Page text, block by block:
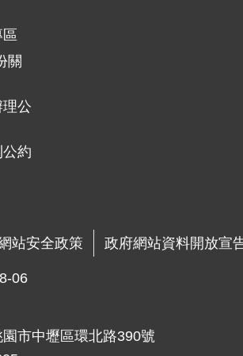
關
公
約
站安全政策 政府網站資料開放宣
06
市中壢區環北路390號